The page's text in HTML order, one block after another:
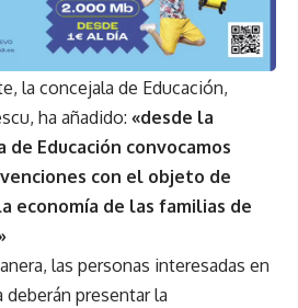
la concejala de Educación,
ha añadido: «desde la
de Educación convocamos
con el objeto de
economía de las familias de
las personas interesadas en
deberán presentar la